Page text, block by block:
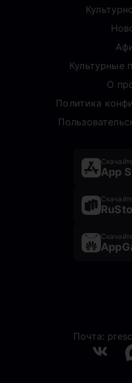
Культурные
О
Политика
App
Почта: